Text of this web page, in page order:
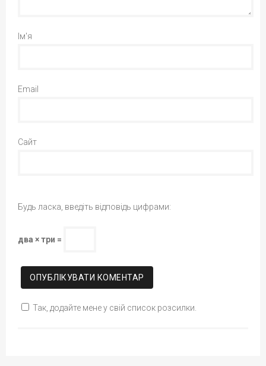
Ім'я
Email
Сайт
Будь ласка, введіть відповідь цифрами:
два × три =
Так, додайте мене у свій список розсилки.